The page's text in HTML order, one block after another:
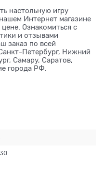
настольную игру
Интернет магазине
Ознакомиться с
и отзывами
заказ по всей
Петербург, Нижний
Самару, Саратов,
города РФ.